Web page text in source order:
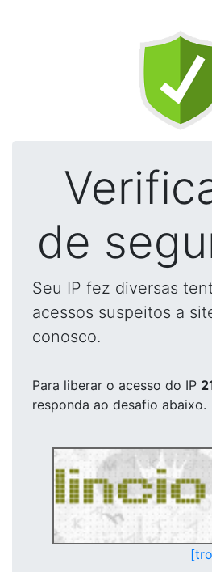
de
Seu IP fez diversas
acessos suspeitos a
conosco.
Para liberar o acesso do IP
responda ao desafio abaixo.